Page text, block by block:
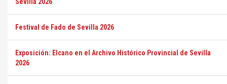
Festival de Fado de Sevilla 2026
Exposición: Elcano en el Archivo Histórico Provincial de Sevilla
2026